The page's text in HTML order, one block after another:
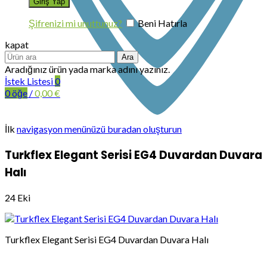
Şifrenizi mi unuttunuz?
Beni Hatırla
kapat
Ara
Aradığınız ürün yada marka adını yazınız.
İstek Listesi0
0öğe /0,00€
İlk navigasyon menünüzü buradan oluşturun
Turkflex Elegant Serisi EG4 Duvardan Duvara
Halı
24 Eki
Turkflex Elegant Serisi EG4 Duvardan Duvara Halı